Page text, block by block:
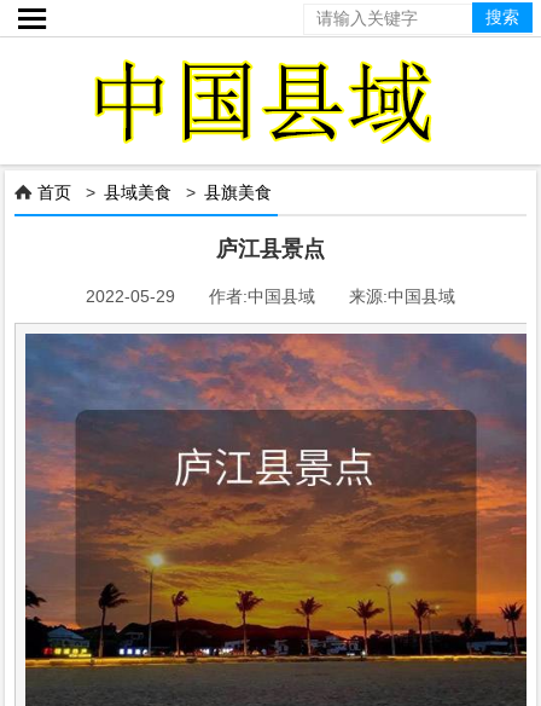

 首页 >县域美食 >县旗美食
庐江县景点
2022-05-29 作者:中国县域 来源:中国县域